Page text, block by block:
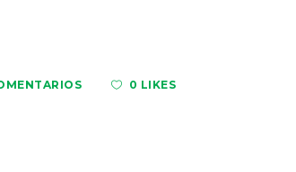
0 LIKES